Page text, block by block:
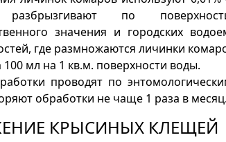
разбрызгивают по
значения и городских
где размножаются личинки
мл на 1 кв.м. поверхности воды.
проводят по
обработки не чаще 1 раза в месяц.
КРЫСИНЫХ КЛЕЩЕЙ